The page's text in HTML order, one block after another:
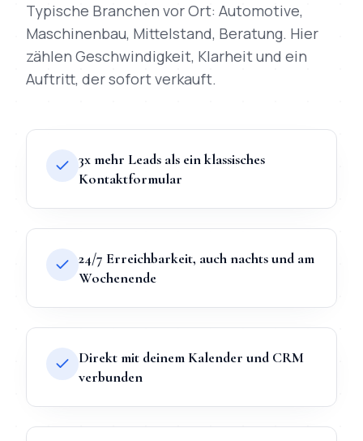
Typische Branchen vor Ort: Automotive,
Maschinenbau, Mittelstand, Beratung. Hier
zählen Geschwindigkeit, Klarheit und ein
Auftritt, der sofort verkauft.
3x mehr Leads als ein klassisches
Kontaktformular
24/7 Erreichbarkeit, auch nachts und am
Wochenende
Direkt mit deinem Kalender und CRM
verbunden